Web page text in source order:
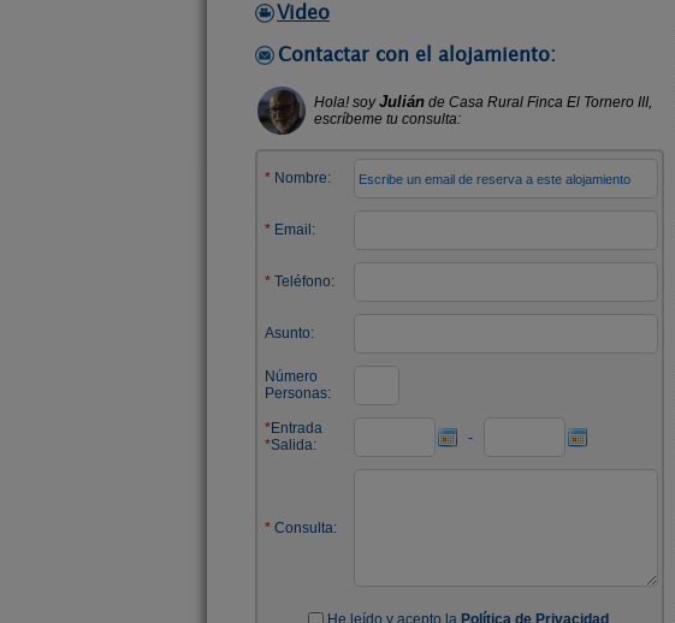
Video
Contactar con el alojamiento: